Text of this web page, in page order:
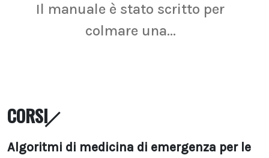
Il manuale è stato scritto per
colmare una...
CORSI
Algoritmi di medicina di emergenza per le